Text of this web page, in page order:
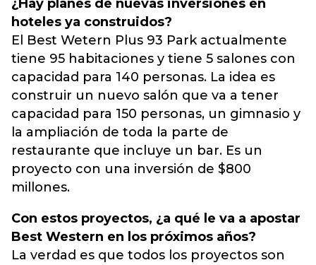
¿Hay planes de nuevas inversiones en
hoteles ya construidos?
El Best Wetern Plus 93 Park actualmente
tiene 95 habitaciones y tiene 5 salones con
capacidad para 140 personas. La idea es
construir un nuevo salón que va a tener
capacidad para 150 personas, un gimnasio y
la ampliación de toda la parte de
restaurante que incluye un bar. Es un
proyecto con una inversión de $800
millones.
Con estos proyectos, ¿a qué le va a apostar
Best Western en los próximos años?
La verdad es que todos los proyectos son